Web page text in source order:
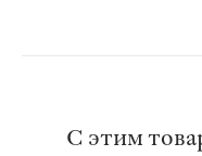
С этим